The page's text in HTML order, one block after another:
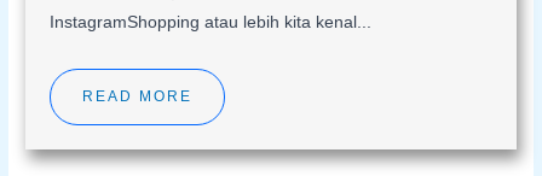
InstagramShopping atau lebih kita kenal...
READ MORE